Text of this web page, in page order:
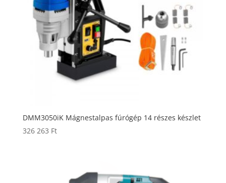
DMM3050iK Mágnestalpas fúrógép 14 részes készlet
326 263 Ft